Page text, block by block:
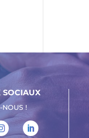
SOCIAUX
NOUS !